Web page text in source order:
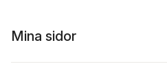
Mina sidor